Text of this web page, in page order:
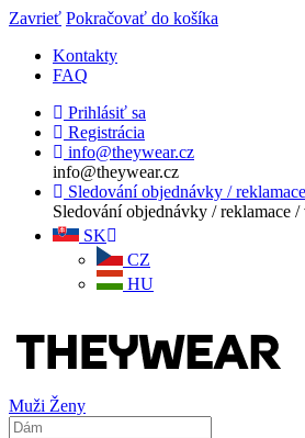
Zavrieť Pokračovať do košíka
Kontakty
FAQ
Prihlásiť sa
Registrácia
info@theywear.cz
info@theywear.cz
Sledování objednávky /
Sledování objednávky / reklamace
SK
CZ
HU
Muži Ženy